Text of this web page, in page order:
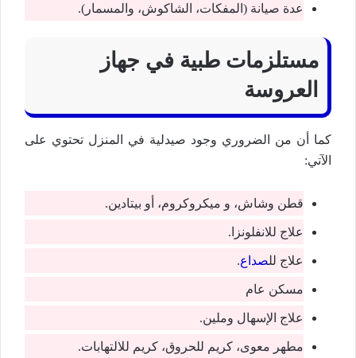
عدة صيانة (المفكات، الشاكوش، والمسمار).
مستلزمات طبية في جهاز
العروسة
كما أن من الضروري وجود صيدلية في المنزل تحتوي على
الآتي:
قطن وشاش، و ميكروكروم، أو بيتادين.
علاج للانفلونزا.
علاج للصداع.
مسكن عام
علاج الإسهال وملين.
مطهر معوى، كريم للحروق، كريم للالتهابات.